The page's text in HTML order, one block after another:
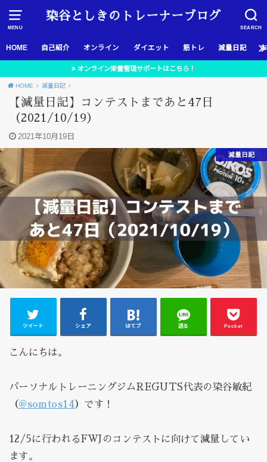
MENU SEARCH
染谷としきのトレーナーブログ
HOME 自己紹介 オンライン ダイエット 筋トレ 減量日記
オンライン栄養管理サポートはこちら！
HOME 減量日記
【減量日記】コンテストまであと47日
（2021/10/19）
2021年10月19日
減量日記
ツイート シェア はてブ 送る Pocket
こんにちは。
パーソナルトレーニングジムREGUTS代表の染谷敏紀
（@somtos14）です！
12/5に行われるFWJのコンテストに向けて減量してい
ます。